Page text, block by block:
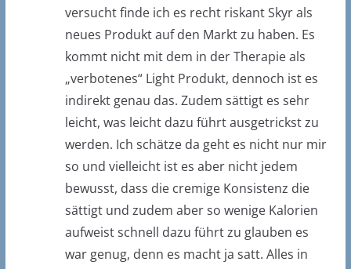
versucht finde ich es recht riskant Skyr als
neues Produkt auf den Markt zu haben. Es
kommt nicht mit dem in der Therapie als
„verbotenes“ Light Produkt, dennoch ist es
indirekt genau das. Zudem sättigt es sehr
leicht, was leicht dazu führt ausgetrickst zu
werden. Ich schätze da geht es nicht nur mir
so und vielleicht ist es aber nicht jedem
bewusst, dass die cremige Konsistenz die
sättigt und zudem aber so wenige Kalorien
aufweist schnell dazu führt zu glauben es
war genug, denn es macht ja satt. Alles in